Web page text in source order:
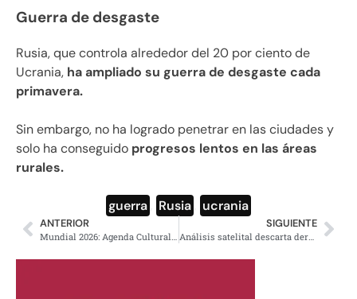
Guerra de desgaste
Rusia, que controla alrededor del 20 por ciento de
Ucrania, ha ampliado su guerra de desgaste cada
primavera.
Sin embargo, no ha logrado penetrar en las ciudades y
solo ha conseguido progresos lentos en las áreas
rurales.
guerra Rusia ucrania
ANTERIOR SIGUIENTE
Análisis satelital descarta derrame masivo de petróleo